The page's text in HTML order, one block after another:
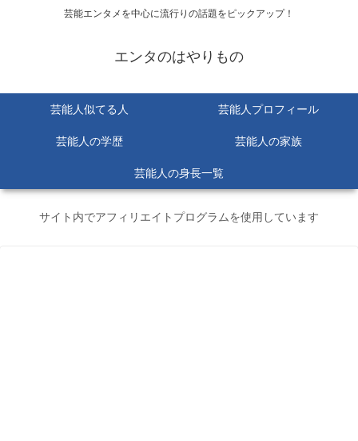
芸能エンタメを中心に流行りの話題をピックアップ！
エンタのはやりもの
芸能人似てる人 芸能人プロフィール
芸能人の学歴 芸能人の家族
芸能人の身長一覧
サイト内でアフィリエイトプログラムを使用しています